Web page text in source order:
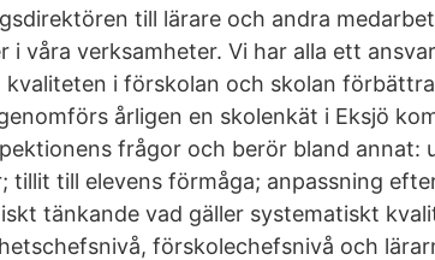
till lärare och andra
i våra verksamheter. Vi har alla ett
i förskolan och skolan
årligen en skolenkät i Eksjö
frågor och berör bland annat:
tillit till elevens förmåga; anpassning
tänkande vad gäller systematiskt
förskolechefsnivå och